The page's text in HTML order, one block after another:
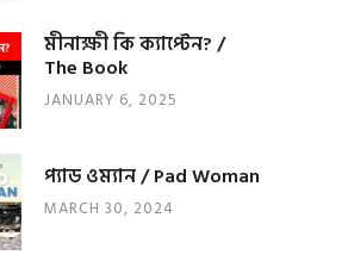
মীনাক্ষী কি ক্যাপ্টেন? /
The Book
JANUARY 6, 2025
প্যাড ওম্যান / Pad Woman
MARCH 30, 2024